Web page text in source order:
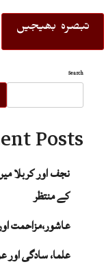
Search
Posts
نجف اور کربلا
کے منتظر
عاشور،مزاحمت
علما، سادگی